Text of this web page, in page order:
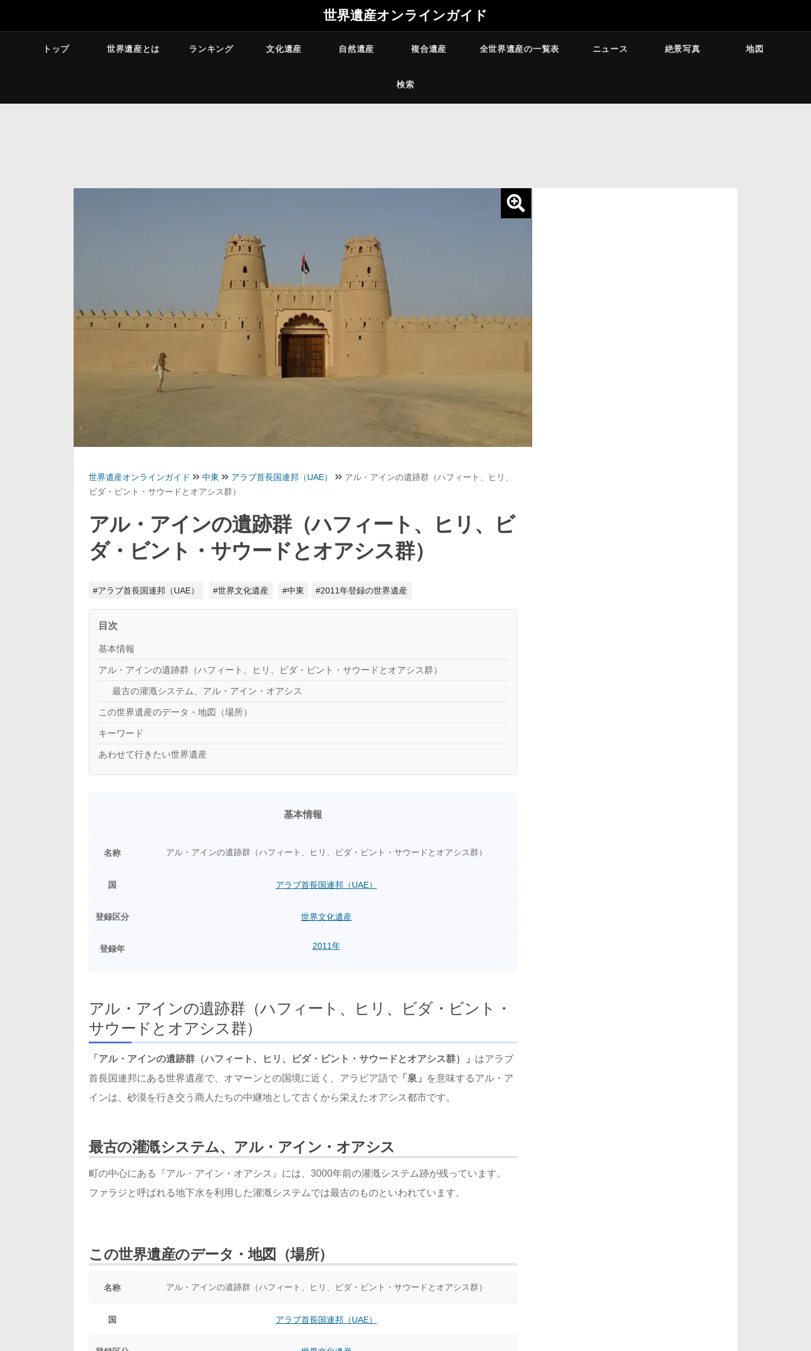
世界遺産オンラインガイド
トップ 世界遺産とは ランキング 文化遺産 自然遺産 複合遺産 全世界遺産の一覧表 ニュース 絶景写真 地図
検索
世界遺産オンラインガイド 中東 アラブ首長国連邦（UAE）
アル・アインの遺跡群（ハフィート、ヒリ、
ビダ・ビント・サウードとオアシス群）
アル・アインの遺跡群（ハフィート、ヒリ、ビ
ダ・ビント・サウードとオアシス群）
#アラブ首長国連邦（UAE） #世界文化遺産 #中東 #2011年登録の世界遺産
目次
基本情報
アル・アインの遺跡群（ハフィート、ヒリ、ビダ・ビント・サウードとオアシス群）
最古の灌漑システム、アル・アイン・オアシス
この世界遺産のデータ・地図（場所）
キーワード
あわせて行きたい世界遺産
基本情報
名称 アル・アインの遺跡群（ハフィート、ヒリ、ビダ・ビント・サウードとオアシス群）
国 アラブ首長国連邦（UAE）
登録区分 世界文化遺産
登録年 2011年
アル・アインの遺跡群（ハフィート、ヒリ、ビダ・ビント・
サウードとオアシス群）
「アル・アインの遺跡群（ハフィート、ヒリ、ビダ・ビント・サウードとオアシス群）」 はアラブ
首長国連邦にある世界遺産で、オマーンとの国境に近く、アラビア語で 「泉」
を意味するアル・ア
インは、砂漠を行き交う商人たちの中継地として古くから栄えたオアシス都市です。
最古の灌漑システム、アル・アイン・オアシス
町の中心にある『アル・アイン・オアシス』には、3000年前の灌漑システム跡が残っています。
ファラジと呼ばれる地下水を利用した灌漑システムでは最古のものといわれています。
この世界遺産のデータ・地図（場所）
名称 アル・アインの遺跡群（ハフィート、ヒリ、ビダ・ビント・サウードとオアシス群）
国 アラブ首長国連邦（UAE）